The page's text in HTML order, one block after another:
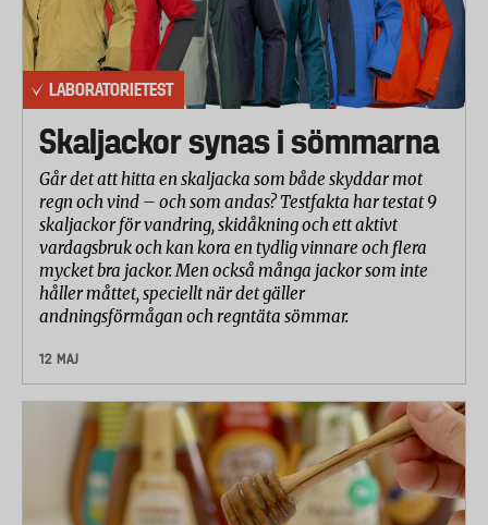
LABORATORIETEST
Skaljackor synas i sömmarna
Går det att hitta en skaljacka som både skyddar mot
regn och vind – och som andas? Testfakta har testat 9
skaljackor för vandring, skidåkning och ett aktivt
vardagsbruk och kan kora en tydlig vinnare och flera
mycket bra jackor. Men också många jackor som inte
håller måttet, speciellt när det gäller
andningsförmågan och regntäta sömmar.
12 MAJ